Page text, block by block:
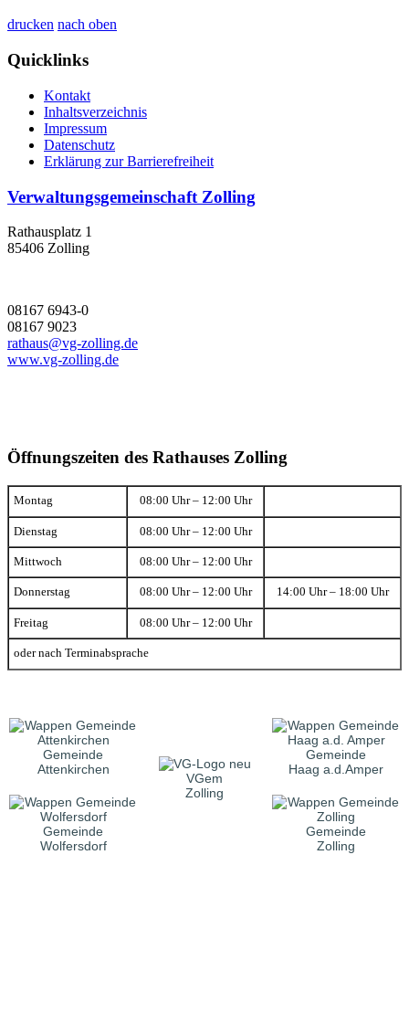
drucken nach oben
Quicklinks
Kontakt
Inhaltsverzeichnis
Impressum
Datenschutz
Erklärung zur Barrierefreiheit
Verwaltungsgemeinschaft Zolling
Rathausplatz 1
85406 Zolling
08167 6943-0
08167 9023
rathaus@vg-zolling.de
www.vg-zolling.de
Öffnungszeiten des Rathauses Zolling
Montag 08:00 Uhr – 12:00 Uhr
Dienstag 08:00 Uhr – 12:00 Uhr
Mittwoch 08:00 Uhr – 12:00 Uhr
Donnerstag 08:00 Uhr – 12:00 Uhr 14:00 Uhr – 18:00 Uhr
Freitag 08:00 Uhr – 12:00 Uhr
oder nach Terminabsprache
Gemeinde
Attenkirchen
VGem
Zolling
Gemeinde
Haag a.d.Amper
Gemeinde
Wolfersdorf
Gemeinde
Zolling